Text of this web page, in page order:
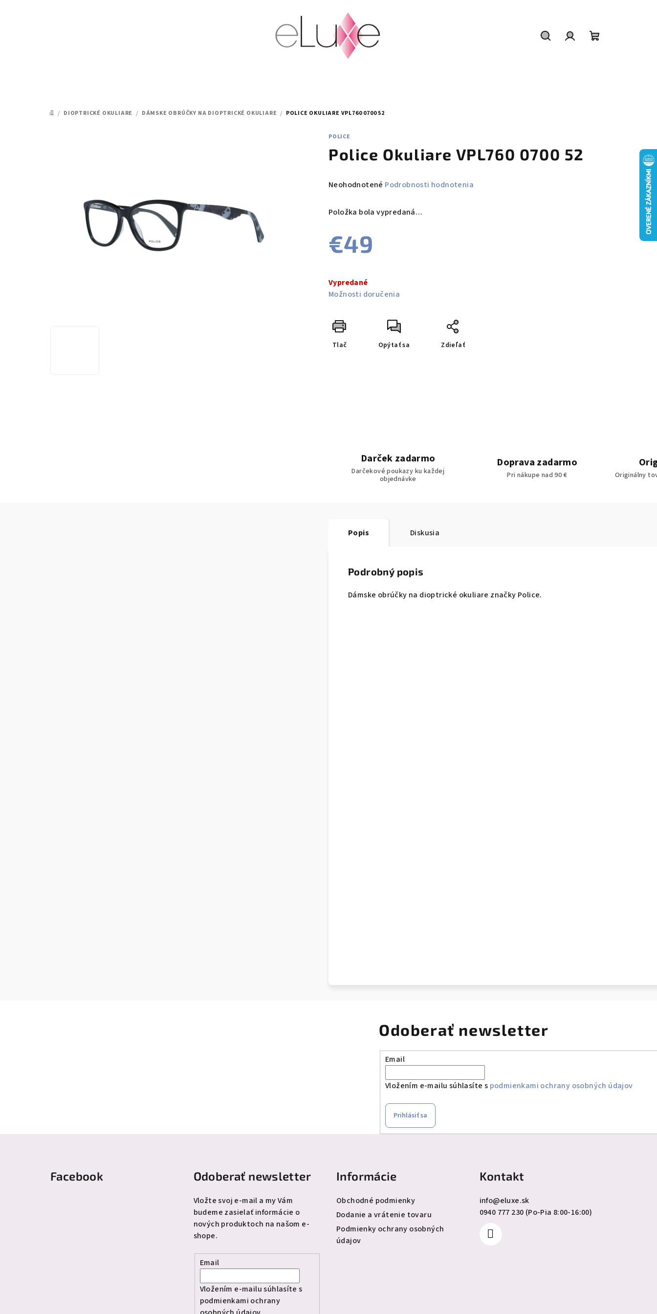
DOMOV
/ DIOPTRICKÉ OKULIARE / DÁMSKE OBRÚČKY NA DIOPTRICKÉ OKULIARE / POLICE OKULIARE VPL760 0700 52
POLICE
Police Okuliare VPL760 0700 52
Priemerné
produktu
z
Neohodnotené Podrobnosti hodnotenia
Položka bola vypredaná…
€49
cena:
Vypredané
Možnosti doručenia
Tlač Opýtať sa Zdieľať
Darček zadarmo
Darčekové poukazy ku každej
objednávke
Doprava zadarmo
Pri nákupe nad 90 € Originálny
Popis Diskusia
Podrobný popis
Dámske obrúčky na dioptrické okuliare značky Police.
Odoberať newsletter
Email
Vložením e-mailu súhlasíte s podmienkami ochrany osobných údajov
Prihlásiť sa
Facebook Odoberať newsletter
Vložte svoj e-mail a my Vám
budeme zasielať informácie o
nových produktoch na našom e-
shope.
Email
Vložením e-mailu súhlasíte s
podmienkami ochrany
Informácie
Obchodné podmienky
Dodanie a vrátenie tovaru
Podmienky ochrany osobných
údajov
Kontakt
info@eluxe.sk
0940 777 230 (Po-Pia 8:00-16:00)